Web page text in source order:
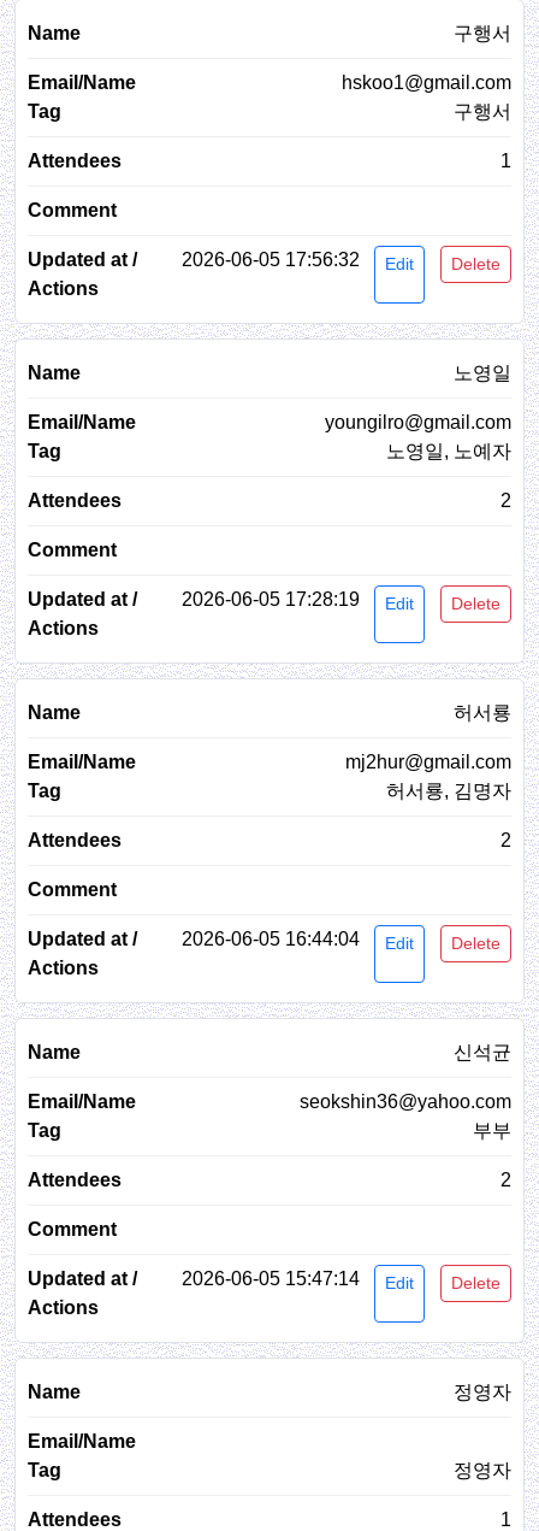
구행서
hskoo1@gmail.com
구행서
1
2026-06-05 17:56:32 Edit Delete
노영일
youngilro@gmail.com
노영일, 노예자
2
2026-06-05 17:28:19 Edit Delete
허서룡
mj2hur@gmail.com
허서룡, 김명자
2
2026-06-05 16:44:04 Edit Delete
신석균
seokshin36@yahoo.com
부부
2
2026-06-05 15:47:14 Edit Delete
정영자
정영자
1